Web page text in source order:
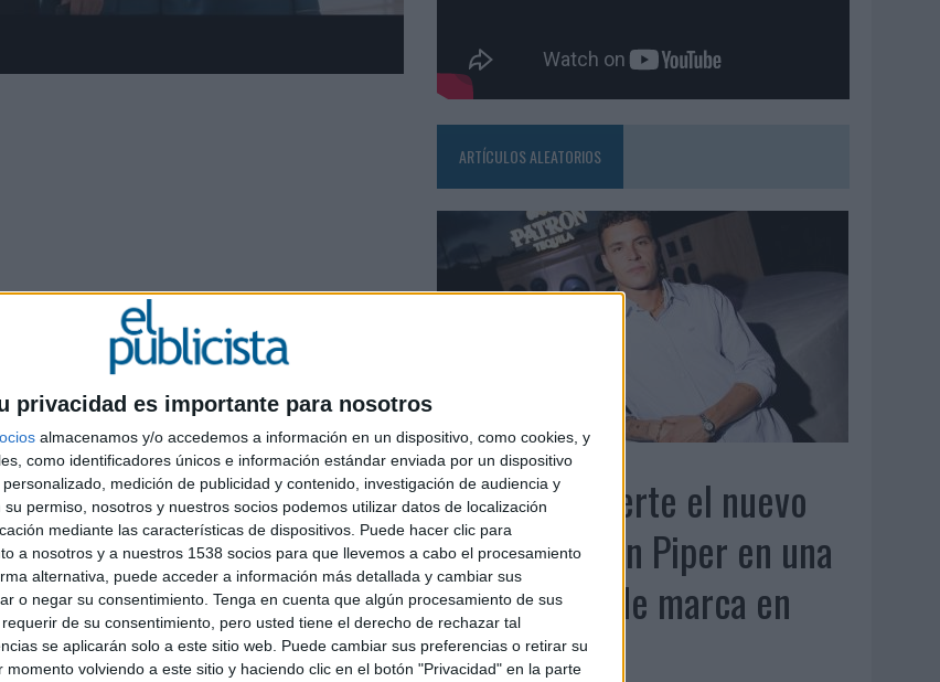
privacidad es importante para nosotros
almacenamos y/o accedemos a información en un dispositivo, como cookies, y
como identificadores únicos e información estándar enviada por un dispositivo
medición de publicidad y contenido, investigación de audiencia y
su permiso, nosotros y nuestros socios podemos utilizar datos de localización
mediante las características de dispositivos. Puede hacer clic para
a nosotros y a nuestros 1538 socios para que llevemos a cabo el procesamiento
alternativa, puede acceder a información más detallada y cambiar sus
o negar su consentimiento. Tenga en cuenta que algún procesamiento de sus
de su consentimiento, pero usted tiene el derecho de rechazar tal
se aplicarán solo a este sitio web. Puede cambiar sus preferencias o retirar su
volviendo a este sitio y haciendo clic en el botón "Privacidad" en la parte
ARTÍCULOS ALEATORIOS
07/08/2026
Patrón convierte el nuevo
single de Arón Piper en una
experiencia de marca en
Ibiza